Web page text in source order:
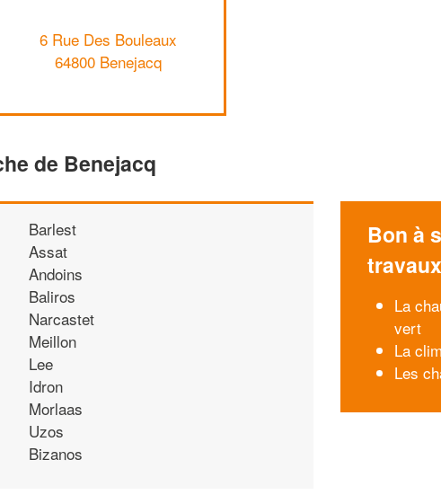
6 Rue Des Bouleaux
64800 Benejacq
de Benejacq
Barlest
Assat
Andoins
Baliros
Narcastet
Meillon
Lee
Idron
Morlaas
Uzos
Bizanos
Bon à
travaux
La
vert
La
Les